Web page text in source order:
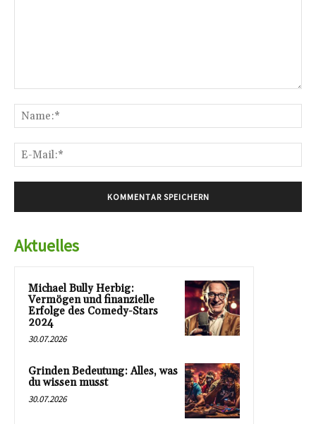
Aktuelles
Michael Bully Herbig:
Vermögen und finanzielle
Erfolge des Comedy-Stars
2024
30.07.2026
Grinden Bedeutung: Alles, was
du wissen musst
30.07.2026